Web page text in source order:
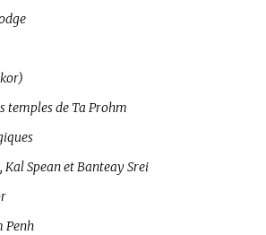
temples de Ta Prohm
Kal Spean et Banteay Srei
Penh